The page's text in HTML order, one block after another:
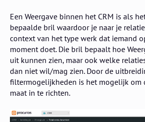
Een Weergave binnen het CRM is als
bepaalde bril waardoor je naar je
context van het type werk dat iemand
moment doet. Die bril bepaalt hoe
uit kunnen zien, maar ook welke
dan niet wil/mag zien. Door de
filtermogelijkheden is het mogelijk om
maat in te richten.